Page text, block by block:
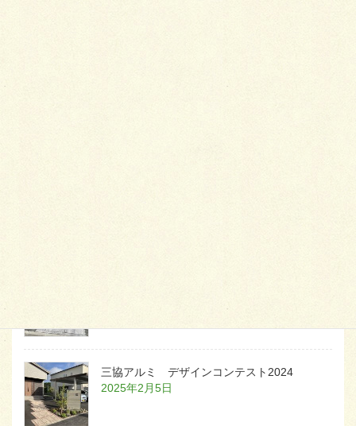
三協アルミ デザインコンテスト2024
2025年2月5日